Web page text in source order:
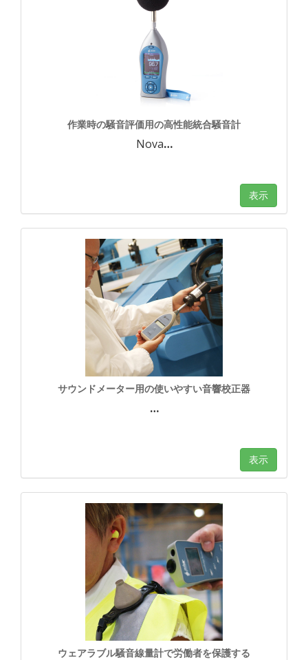
作業時の騒音評価用の高性能統合騒音計
Nova…
表示
サウンドメーター用の使いやすい音響校正器
…
表示
ウェアラブル騒音線量計で労働者を保護する